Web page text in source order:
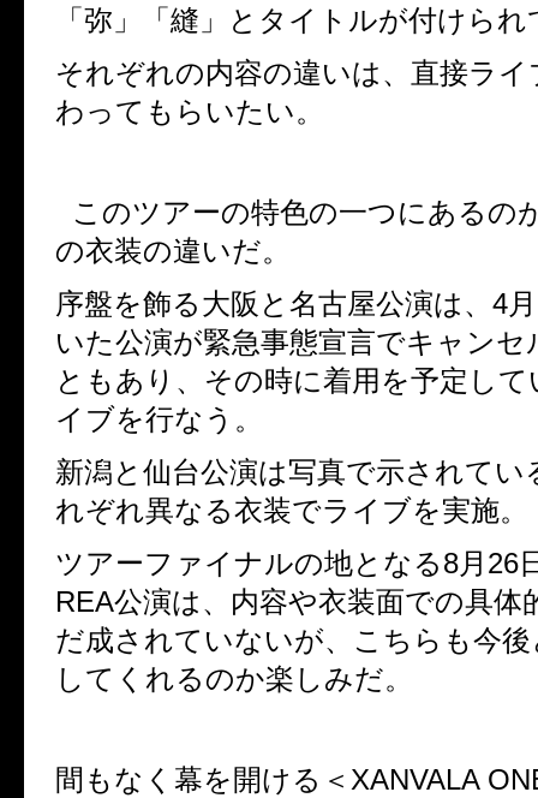
「弥」「縫」とタイトルが付けら
それぞれの内容の違いは、直接ラ
わってもらいたい。
このツアーの特色の一つにあるの
の衣装の違いだ。
序盤を飾る大阪と名古屋公演は、 4
いた公演が緊急事態宣言でキャン
ともあり、その時に着用を予定し
イブを行なう。
新潟と仙台公演は写真で示されてい
れぞれ異なる衣装でライブを実施。
ツアーファイナルの地となる8月 26
REA公演は、内容や衣装面での具体
だ成されていないが、こちらも今
してくれるのか楽しみだ。
間もなく幕を開ける＜ XANVALA